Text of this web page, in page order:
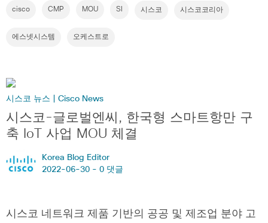
cisco CMP MOU SI 시스코 시스코코리아
에스넷시스템 오케스트로
시스코 뉴스 | Cisco News
시스코-글로벌엔씨, 한국형 스마트항만 구
축 IoT 사업 MOU 체결
Korea Blog Editor
2022-06-30 - 0 댓글
시스코 네트워크 제품 기반의 공공 및 제조업 분야 고